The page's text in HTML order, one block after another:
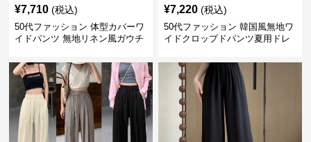
¥7,710 (税込)
50代ファッション 体型カバーワ
イドパンツ 無地リネン風ガウチ
¥7,220 (税込)
50代ファッション 韓国風無地ワ
イドクロップドパンツ夏用ドレ